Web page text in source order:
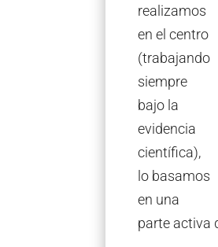
realizamos
en el centro
(trabajando
siempre
bajo la
evidencia
científica),
lo basamos
en una
parte activa